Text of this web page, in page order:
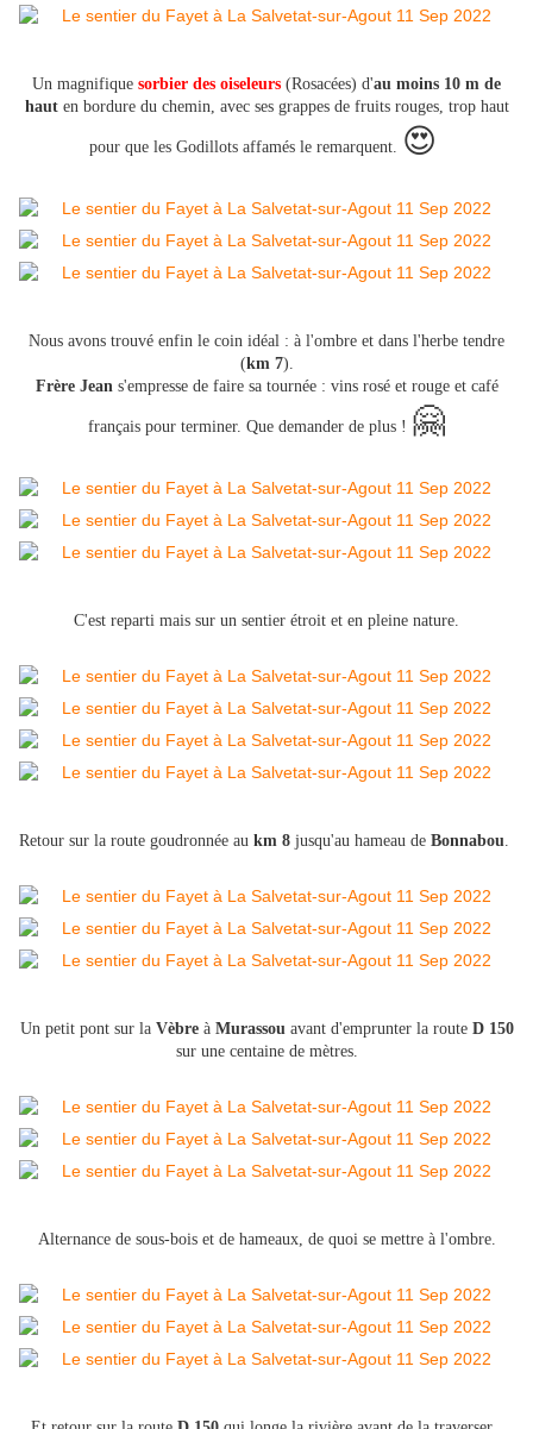
Un magnifique sorbier des oiseleurs (Rosacées) d'au moins 10 m de
hauten bordure du chemin, avec ses grappes de fruits rouges, trop haut
pour que les Godillots affamés le remarquent. 😍
Nous avons trouvé enfin le coin idéal : à l'ombre et dans l'herbe tendre
(km 7).
Frère Jean s'empresse de faire sa tournée : vins rosé et rouge et café
français pour terminer. Que demander de plus ! 🤗
C'est reparti mais sur un sentier étroit et en pleine nature.
Retour sur la route goudronnée au km 8 jusqu'au hameau de Bonnabou
Un petit pont sur la Vèbreà Murassou avant d'emprunter la route D 150
sur une centaine de mètres.
Alternance de sous-bois et de hameaux, de quoi se mettre à l'ombre.